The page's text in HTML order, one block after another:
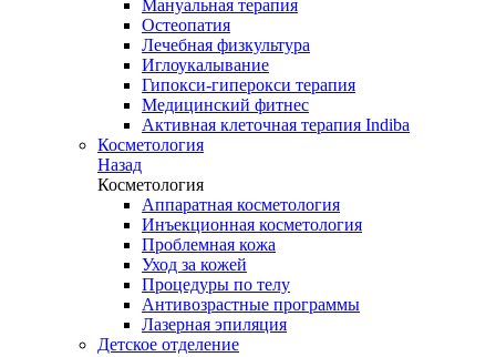
Мануальная терапия
Остеопатия
Лечебная физкультура
Иглоукалывание
Гипокси-гиперокси терапия
Медицинский фитнес
Активная клеточная терапия Indiba
Косметология
Назад
Косметология
Аппаратная косметология
Инъекционная косметология
Проблемная кожа
Уход за кожей
Процедуры по телу
Антивозрастные программы
Лазерная эпиляция
Детское отделение